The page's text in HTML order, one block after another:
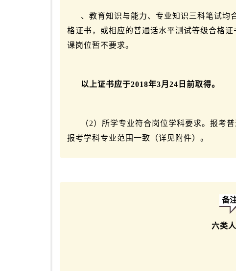
、教育知识与能力、专业知识三科笔试均
格证书，或相应的普通话水平测试等级合格
课岗位暂不要求。
以上证书应于2018年3月24日前取得。
（2）所学专业符合岗位学科要求。报考
报考学科专业范围一致（详见附件）。
备
六类